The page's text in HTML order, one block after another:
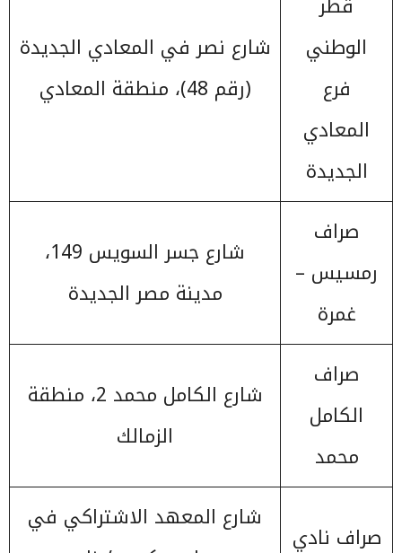
الوطني
فرع
المعادي
الجديدة
شارع نصر في المعادي الجديدة
(رقم 48)، منطقة المعادي
صراف
رمسيس –
غمرة
شارع جسر السويس 149،
مدينة مصر الجديدة
صراف
الكامل
محمد
شارع الكامل محمد 2، منطقة
الزمالك
صراف نادي
شارع المعهد الاشتراكي في